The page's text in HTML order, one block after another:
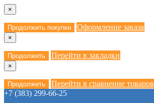
×
Продолжить покупки Оформление заказа
×
Продолжить Перейти в закладки
×
Продолжить
Перейти в сравнение товаров
+7 (383) 299-66-25